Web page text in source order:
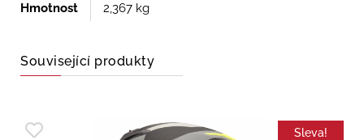
Hmotnost 2,367 kg
Související produkty
Sleva!